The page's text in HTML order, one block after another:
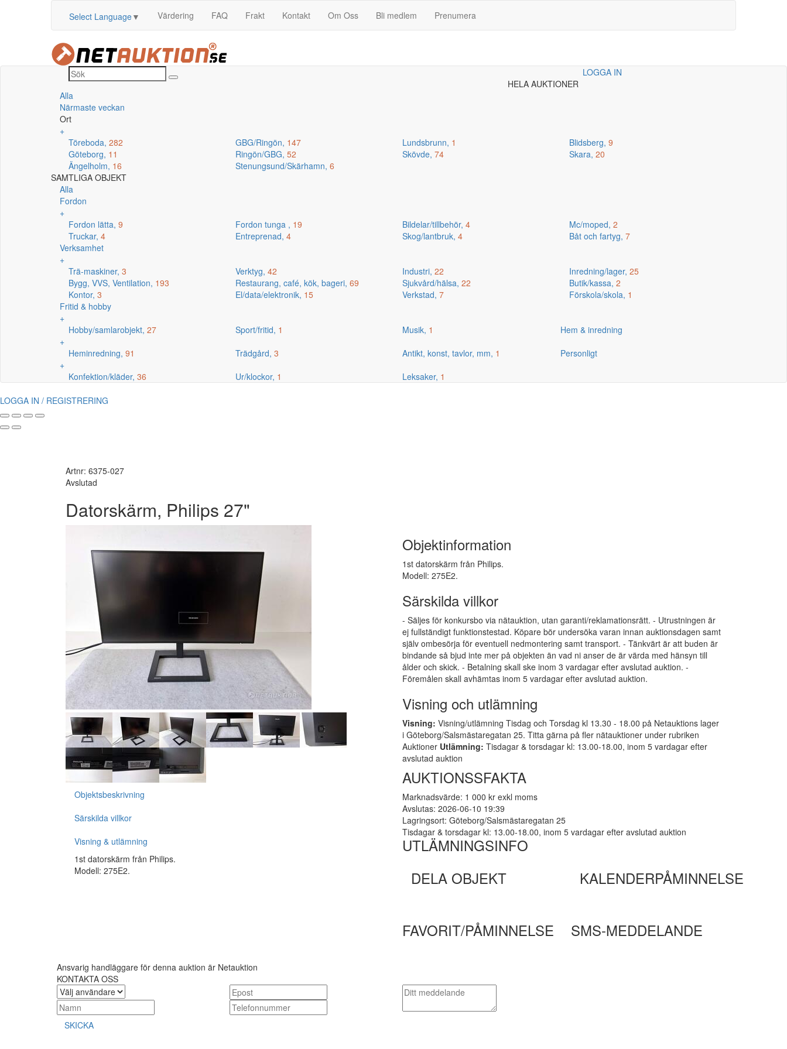
Select Language▼ Värdering FAQ Frakt Kontakt Om Oss Bli medlem Prenumera
LOGGA IN
HELA AUKTIONER
Alla
Närmaste veckan
Ort
+
Töreboda, 282 GBG/Ringön, 147 Lundsbrunn, 1 Blidsberg, 9
Göteborg, 11 Ringön/GBG, 52 Skövde, 74 Skara, 20
Ängelholm, 16 Stenungsund/Skärhamn, 6
SAMTLIGA OBJEKT
Alla
Fordon
+
Fordon lätta, 9 Fordon tunga , 19 Bildelar/tillbehör, 4 Mc/moped, 2
Truckar, 4 Entreprenad, 4 Skog/lantbruk, 4 Båt och fartyg, 7
Verksamhet
+
Trä-maskiner, 3 Verktyg, 42 Industri, 22 Inredning/lager, 25
Bygg, VVS, Ventilation, 193 Restaurang, café, kök, bageri, 69 Sjukvård/hälsa, 22 Butik/kassa, 2
Kontor, 3 El/data/elektronik, 15 Verkstad, 7 Förskola/skola, 1
Fritid & hobby
+
Hobby/samlarobjekt, 27 Sport/fritid, 1 Musik, 1
Hem & inredning
+
Heminredning, 91 Trädgård, 3 Antikt, konst, tavlor, mm, 1
Personligt
+
Konfektion/kläder, 36 Ur/klockor, 1 Leksaker, 1
LOGGA IN / REGISTRERING
Artnr: 6375-027
Avslutad
Datorskärm, Philips 27"
Objektsbeskrivning
Särskilda villkor
Visning & utlämning
1st datorskärm från Philips.
Modell: 275E2.
Objektinformation
1st datorskärm från Philips.
Modell: 275E2.
Särskilda villkor
- Säljes för konkursbo via nätauktion, utan garanti/reklamationsrätt. - Utrustningen är
ej fullständigt funktionstestad. Köpare bör undersöka varan innan auktionsdagen samt
själv ombesörja för eventuell nedmontering samt transport. - Tänkvärt är att buden är
bindande så bjud inte mer på objekten än vad ni anser de är värda med hänsyn till
ålder och skick. - Betalning skall ske inom 3 vardagar efter avslutad auktion. -
Föremålen skall avhämtas inom 5 vardagar efter avslutad auktion.
Visning och utlämning
Visning: Visning/utlämning Tisdag och Torsdag kl 13.30 - 18.00 på Netauktions lager
i Göteborg/Salsmästaregatan 25. Titta gärna på fler nätauktioner under rubriken
Auktioner Utlämning: Tisdagar & torsdagar kl: 13.00-18.00, inom 5 vardagar efter
avslutad auktion
AUKTIONSSFAKTA
Marknadsvärde: 1 000 kr exkl moms
Avslutas: 2026-06-10 19:39
Lagringsort: Göteborg/Salsmästaregatan 25
Tisdagar & torsdagar kl: 13.00-18.00, inom 5 vardagar efter avslutad auktion
UTLÄMNINGSINFO
DELA OBJEKT
KALENDERPÅMINNELSE
FAVORIT/PÅMINNELSE SMS-MEDDELANDE
Ansvarig handläggare för denna auktion är Netauktion
KONTAKTA OSS
SKICKA